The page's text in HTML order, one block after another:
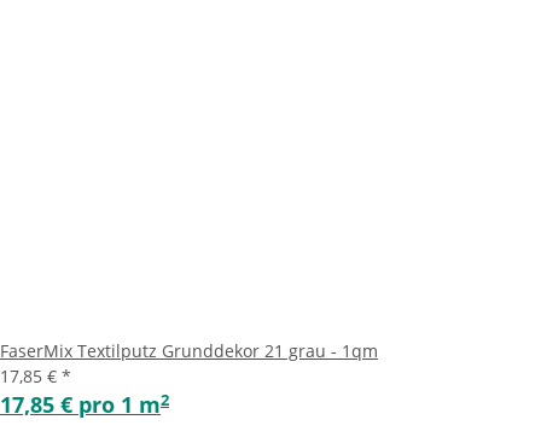
FaserMix Textilputz Grunddekor 21 grau - 1qm
17,85 € *
17,85 € pro 1 m2